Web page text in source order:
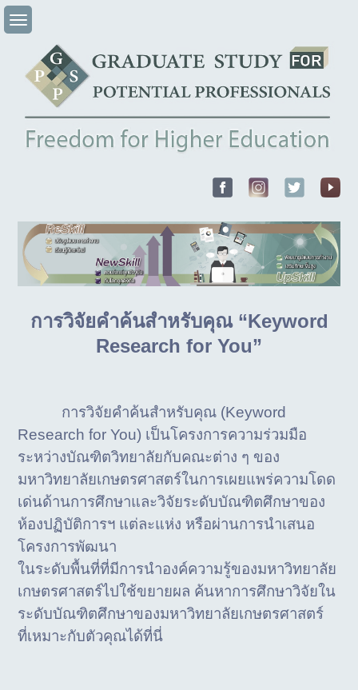
Skip
การวิจัยคำค้นสำหรับคุณ “Keyword
Research for You”
การวิจัยคำค้นสำหรับคุณ (Keyword
Research for You) เป็นโครงการความร่วมมือ
ระหว่างบัณฑิตวิทยาลัยกับคณะต่าง ๆ ของ
มหาวิทยาลัยเกษตรศาสตร์ในการเผยแพร่ความโดด
เด่นด้านการศึกษาและวิจัยระดับบัณฑิตศึกษาของ
ห้องปฏิบัติการฯ แต่ละแห่ง หรือผ่านการนำเสนอ
โครงการพัฒนา
ในระดับพื้นที่ที่มีการนำองค์ความรู้ของมหาวิทยาลัย
เกษตรศาสตร์ไปใช้ขยายผล ค้นหาการศึกษาวิจัยใน
ระดับบัณฑิตศึกษาของมหาวิทยาลัยเกษตรศาสตร์
ที่เหมาะกับตัวคุณได้ที่นี่